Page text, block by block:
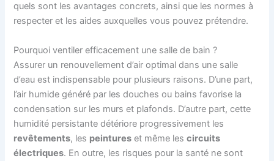
quels sont les avantages concrets, ainsi que les normes à
respecter et les aides auxquelles vous pouvez prétendre.
Pourquoi ventiler efficacement une salle de bain ?
Assurer un renouvellement d’air optimal dans une salle
d’eau est indispensable pour plusieurs raisons. D’une part,
l’air humide généré par les douches ou bains favorise la
condensation sur les murs et plafonds. D’autre part, cette
humidité persistante détériore progressivement les
revêtements, les peintures et même lescircuits
électriques. En outre, les risques pour la santé ne sont